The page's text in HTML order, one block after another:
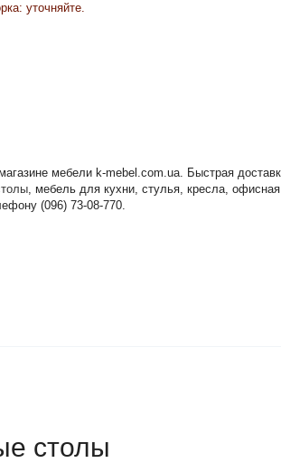
уточняйте.
мебели k-mebel.com.ua. Быстрая
, мебель для кухни, стулья, кресла,
(096) 73-08-770.
столы